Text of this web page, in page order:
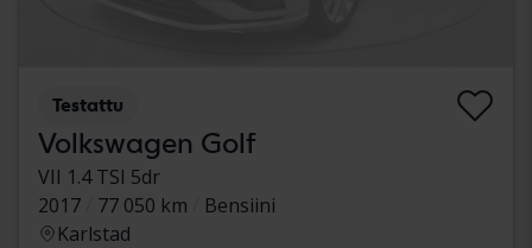
Testattu
Volkswagen Golf
VII 1.4 TSI 5dr
2017
77 050 km
Bensiini
Karlstad